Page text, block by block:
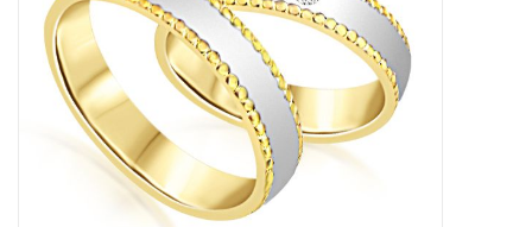
Armbanden
Man Ringen